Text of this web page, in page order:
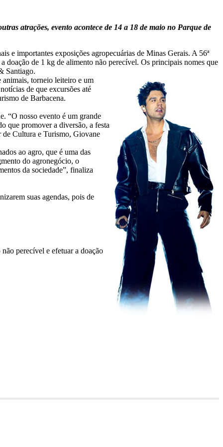
atrações, evento acontece de 14 a 18 de maio no Parque de
e importantes exposições agropecuárias de Minas Gerais. A 56ª
doação de 1 kg de alimento não perecível. Os principais nomes que
Santiago.
animais, torneio leiteiro e um
de que excursões até
de Barbacena.
“O nosso evento é um grande
que promover a diversão, a festa
de Cultura e Turismo, Giovane
ao agro, que é uma das
do agronegócio, o
da sociedade”, finaliza
suas agendas, pois de
perecível e efetuar a doação